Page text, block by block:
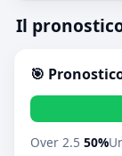
Il
🎯
Over 2.5 50%